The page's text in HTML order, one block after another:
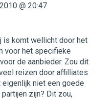
@ 20:47
is komt wellicht door het
voor het specifieke
de aanbieder. Zou dit
reizen door affilliates
niet een goede
zijn? Dit zou,